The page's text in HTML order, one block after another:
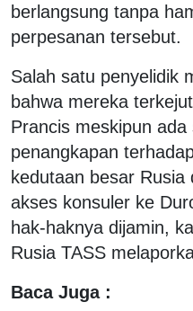
berlangsung tanpa
perpesanan tersebut.
Salah satu penyelidik
bahwa mereka
Prancis meskipun
penangkapan
kedutaan besar
akses konsuler ke
hak-haknya dijamin,
Rusia TASS
Baca Juga :